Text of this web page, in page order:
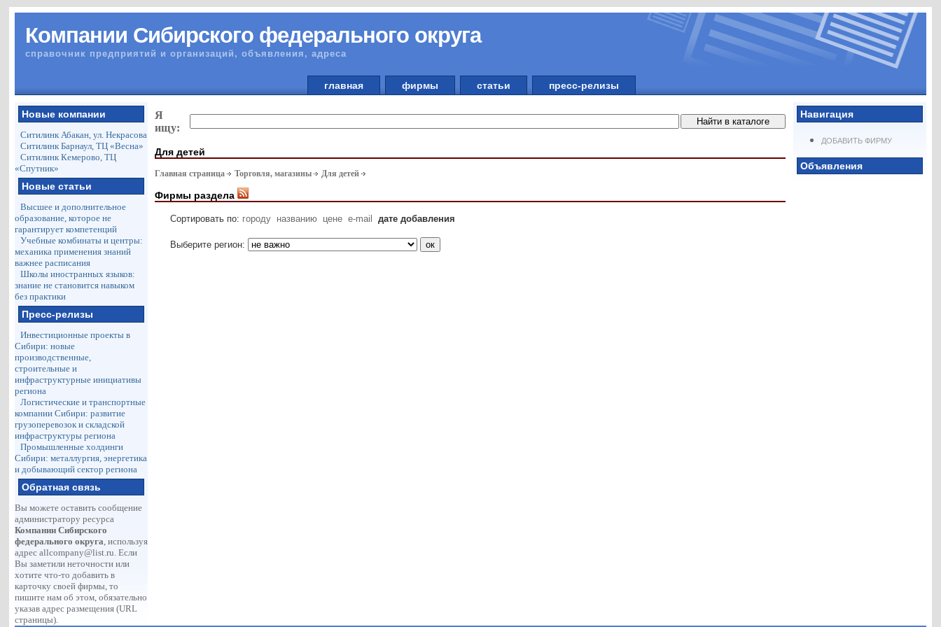
Компании Сибирского федерального округа
справочник предприятий и организаций, объявления, адреса
главная фирмы статьи пресс-релизы
Новые компании
Ситилинк Абакан, ул. Некрасова
Ситилинк Барнаул, ТЦ «Весна»
Ситилинк Кемерово, ТЦ
«Спутник»
Новые статьи
Высшее и дополнительное
образование, которое не
гарантирует компетенций
Учебные комбинаты и центры:
механика применения знаний
важнее расписания
Школы иностранных языков:
знание не становится навыком
без практики
Пресс-релизы
Инвестиционные проекты в
Сибири: новые
производственные,
строительные и
инфраструктурные инициативы
региона
Логистические и транспортные
компании Сибири: развитие
грузоперевозок и складской
инфраструктуры региона
Промышленные холдинги
Сибири: металлургия, энергетика
и добывающий сектор региона
Обратная связь
Вы можете оставить сообщение
администратору ресурса
Компании Сибирского
федерального округа, используя
адресallcompany@list.ru. Если
Вы заметили неточности или
хотите что-то добавить в
карточку своей фирмы, то
пишите нам об этом, обязательно
указав адрес размещения (URL
страницы).
Навигация
ДОБАВИТЬ ФИРМУ
Объявления
Я
ищу:
Для детей
Главная страница Торговля, магазины Для детей
Фирмы раздела
Сортировать по: городу названию цене e-mail дате добавления
Выберите регион: